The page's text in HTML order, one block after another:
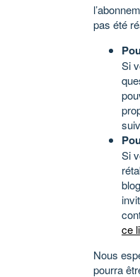
pas été
Si
Si
ce
Nous
pourra